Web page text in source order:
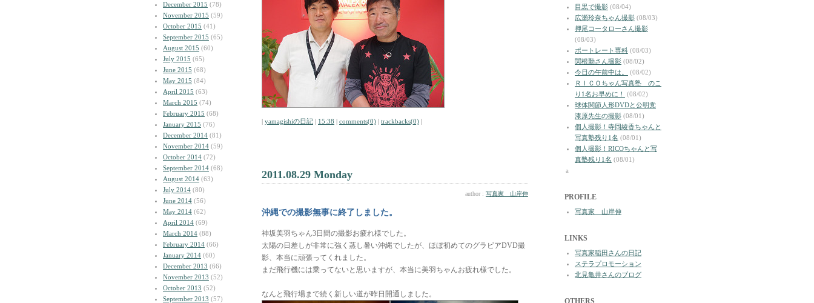
December 2015 (78)
November 2015 (59)
October 2015 (41)
September 2015 (65)
August 2015 (60)
July 2015 (65)
June 2015 (68)
May 2015 (84)
April 2015 (63)
March 2015 (74)
February 2015 (68)
January 2015 (76)
December 2014 (81)
November 2014 (59)
October 2014 (72)
September 2014 (68)
August 2014 (63)
July 2014 (80)
June 2014 (56)
May 2014 (62)
April 2014 (69)
March 2014 (88)
February 2014 (66)
January 2014 (60)
December 2013 (66)
November 2013 (52)
October 2013 (52)
September 2013 (57)
| yamagishiの日記 | 15:38 | comments(0) | trackbacks(0) |
2011.08.29 Monday
author : 写真家 山岸伸
沖縄での撮影無事に終了しました。
神坂美羽ちゃん3日間の撮影お疲れ様でした。
太陽の日差しが非常に強く蒸し暑い沖縄でしたが、ほぼ初めてのグラビアDVD撮
影、本当に頑張ってくれました。
まだ飛行機には乗ってないと思いますが、本当に美羽ちゃんお疲れ様でした。
なんと飛行場まで続く新しい道が昨日開通しました。
目黒で撮影 (08/04)
広瀬玲奈ちゃん撮影 (08/03)
押尾コータローさん撮影
(08/03)
ポートレート専科 (08/03)
関根勤さん撮影 (08/02)
今日の午前中は。
(08/02)
ＲＩＣＯちゃん写真塾 のこ
り1名お早めに！
(08/02)
球体関節人形DVDと公明党
漆原先生の撮影 (08/01)
個人撮影！寺岡綾香ちゃんと
写真塾残り1名 (08/01)
個人撮影！RICOちゃんと写
真塾残り1名 (08/01)
a
PROFILE
写真家 山岸伸
LINKS
写真家稲田さんの日記
ステラプロモーション
北見亀井さんのブログ
OTHERS